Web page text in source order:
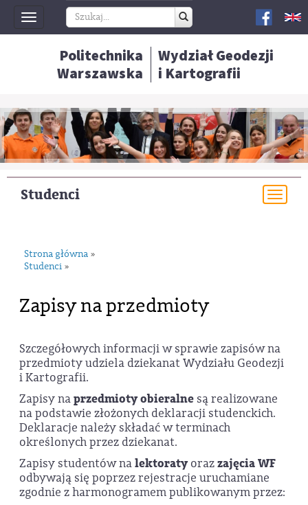
Toggle
navigation
Politechnika
Warszawska
Wydział Geodezji
i Kartografii
Studenci
Strona główna »
Studenci »
Zapisy na przedmioty
Szczegółowych informacji w sprawie zapisów na
przedmioty udziela dziekanat Wydziału Geodezji
i Kartografii.
Zapisy naprzedmioty obieralne są realizowane
na podstawie złożonych deklaracji studenckich.
Deklaracje należy składać w terminach
określonych przez dziekanat.
Zapisy studentów nalektoratyorazzajęcia WF
odbywają się poprzez rejestracje uruchamiane
zgodnie z harmonogramem publikowanym przez: